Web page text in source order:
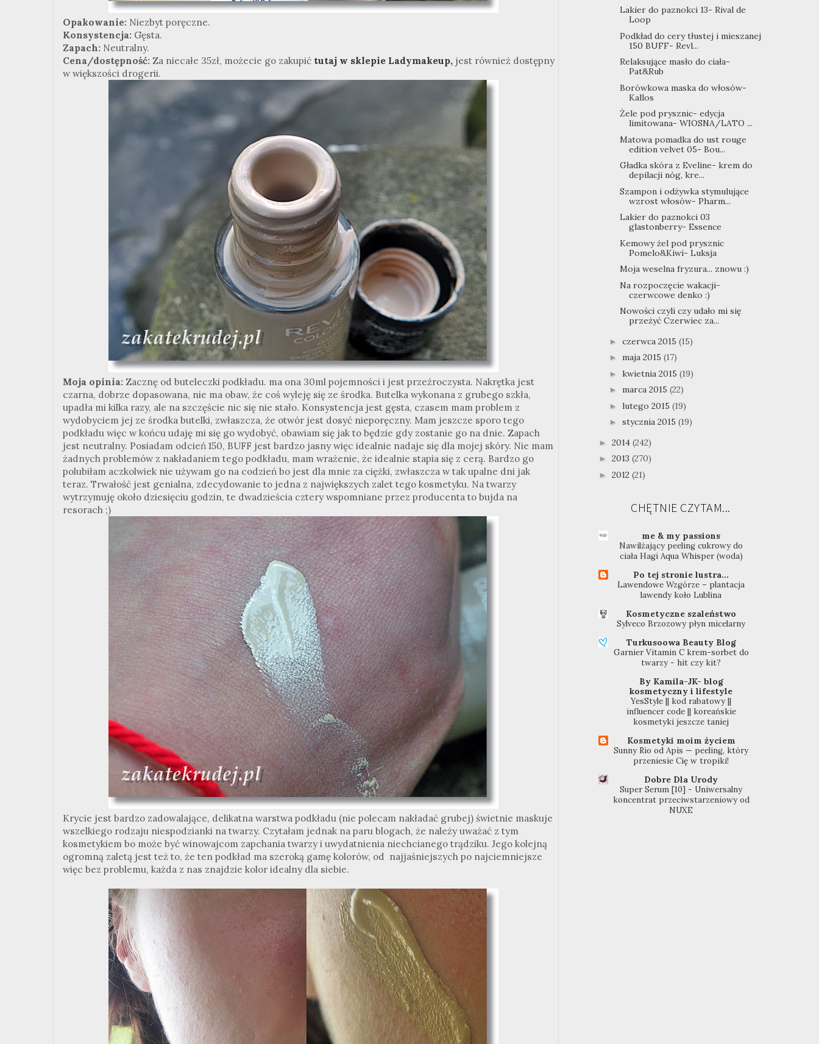
Opakowanie: Niezbyt poręczne.
Konsystencja: Gęsta.
Zapach: Neutralny.
Cena/dostępność: Za niecałe 35zł, możecie go zakupić tutaj w sklepie Ladymakeup, jest również dostępny
w większości drogerii.
Moja opinia: Zacznę od buteleczki podkładu. ma ona 30ml pojemności i jest przeźroczysta. Nakrętka jest
czarna, dobrze dopasowana, nie ma obaw, że coś wyleję się ze środka. Butelka wykonana z grubego szkła,
upadła mi kilka razy, ale na szczęście nic się nie stało. Konsystencja jest gęsta, czasem mam problem z
wydobyciem jej ze środka butelki, zwłaszcza, że otwór jest dosyć nieporęczny. Mam jeszcze sporo tego
podkładu więc w końcu udaję mi się go wydobyć, obawiam się jak to będzie gdy zostanie go na dnie. Zapach
jest neutralny. Posiadam odcień 150, BUFF jest bardzo jasny więc idealnie nadaje się dla mojej skóry. Nie mam
żadnych problemów z nakładaniem tego podkładu, mam wrażenie, że idealnie stapia się z cerą. Bardzo go
polubiłam aczkolwiek nie używam go na codzień bo jest dla mnie za ciężki, zwłaszcza w tak upalne dni jak
teraz. Trwałość jest genialna, zdecydowanie to jedna z największych zalet tego kosmetyku. Na twarzy
wytrzymuję około dziesięciu godzin, te dwadzieścia cztery wspomniane przez producenta to bujda na
resorach ;)
Krycie jest bardzo zadowalające, delikatna warstwa podkładu (nie polecam nakładać grubej) świetnie maskuje
wszelkiego rodzaju niespodzianki na twarzy. Czytałam jednak na paru blogach, że należy uważać z tym
kosmetykiem bo może być winowajcom zapchania twarzy i uwydatnienia niechcianego trądziku. Jego kolejną
ogromną zaletą jest też to, że ten podkład ma szeroką gamę kolorów, od najjaśniejszych po najciemniejsze
więc bez problemu, każda z nas znajdzie kolor idealny dla siebie.
Lakier do paznokci 13- Rival de
Loop
Podkład do cery tłustej i mieszanej
150 BUFF- Revl...
Relaksujące masło do ciała-
Pat&Rub
Borówkowa maska do włosów-
Kallos
Żele pod prysznic- edycja
limitowana- WIOSNA/LATO ...
Matowa pomadka do ust rouge
edition velvet 05- Bou...
Gładka skóra z Eveline- krem do
depilacji nóg, kre...
Szampon i odżywka stymulujące
wzrost włosów- Pharm...
Lakier do paznokci 03
glastonberry- Essence
Kemowy żel pod prysznic
Pomelo&Kiwi- Luksja
Moja weselna fryzura... znowu :)
Na rozpoczęcie wakacji-
czerwcowe denko :)
Nowości czyli czy udało mi się
przeżyć Czerwiec za...
► czerwca 2015 (15)
► maja 2015 (17)
► kwietnia 2015 (19)
► marca 2015 (22)
► lutego 2015 (19)
► stycznia 2015 (19)
► 2014 (242)
► 2013 (270)
► 2012 (21)
CHĘTNIE CZYTAM...
me & my passions
Nawilżający peeling cukrowy do
ciała Hagi Aqua Whisper (woda)
Po tej stronie lustra...
Lawendowe Wzgórze – plantacja
lawendy koło Lublina
Kosmetyczne szaleństwo
Sylveco Brzozowy płyn micelarny
Turkusoowa Beauty Blog
Garnier Vitamin C krem-sorbet do
twarzy - hit czy kit?
By Kamila-JK- blog
kosmetyczny i lifestyle
YesStyle || kod rabatowy ||
influencer code || koreańskie
kosmetyki jeszcze taniej
Kosmetyki moim życiem
Sunny Rio od Apis — peeling, który
przeniesie Cię w tropiki!
Dobre Dla Urody
Super Serum [10] - Uniwersalny
koncentrat przeciwstarzeniowy od
NUXE